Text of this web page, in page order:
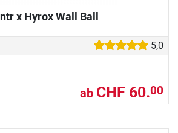
x Hyrox Wall Ball
5,0
ab CHF 60.00